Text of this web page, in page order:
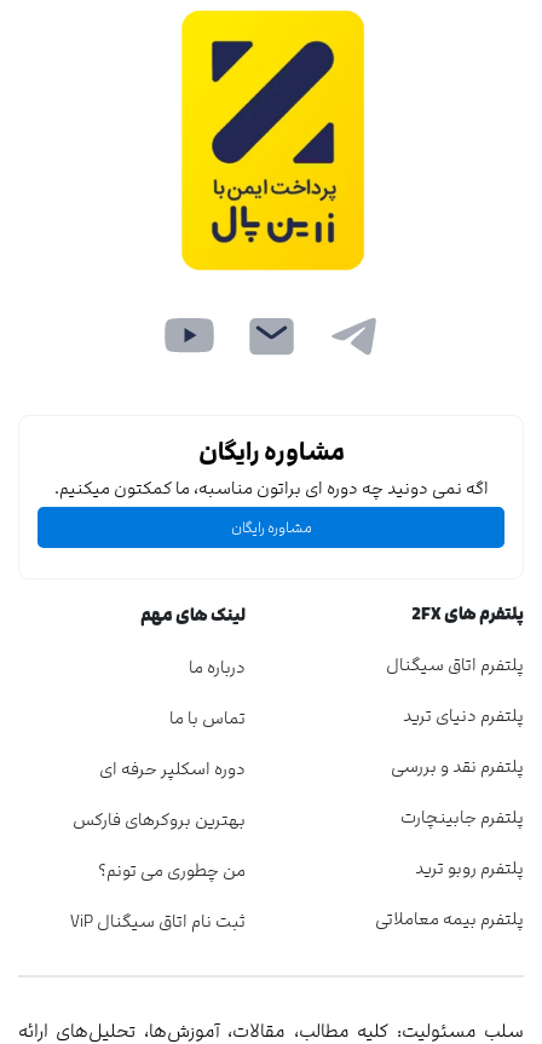
مشاوره رایگان
اگه نمی دونید چه دوره ای براتون مناسبه، ما کمکتون میکنیم.
مشاوره رایگان
پلتفرم های 2FX
پلتفرم اتاق سیگنال
پلتفرم دنیای ترید
پلتفرم نقد و بررسی
پلتفرم جابینچارت
پلتفرم روبو ترید
پلتفرم بیمه معاملاتی
لینک های مهم
درباره ما
تماس با ما
دوره اسکلپر حرفه ای
بهترین بروکرهای فارکس
من چطوری می تونم؟
ثبت نام اتاق سیگنال ViP
سلب مسئولیت: کلیه مطالب، مقالات، آموزش‌ها، تحلیل‌های ارائه